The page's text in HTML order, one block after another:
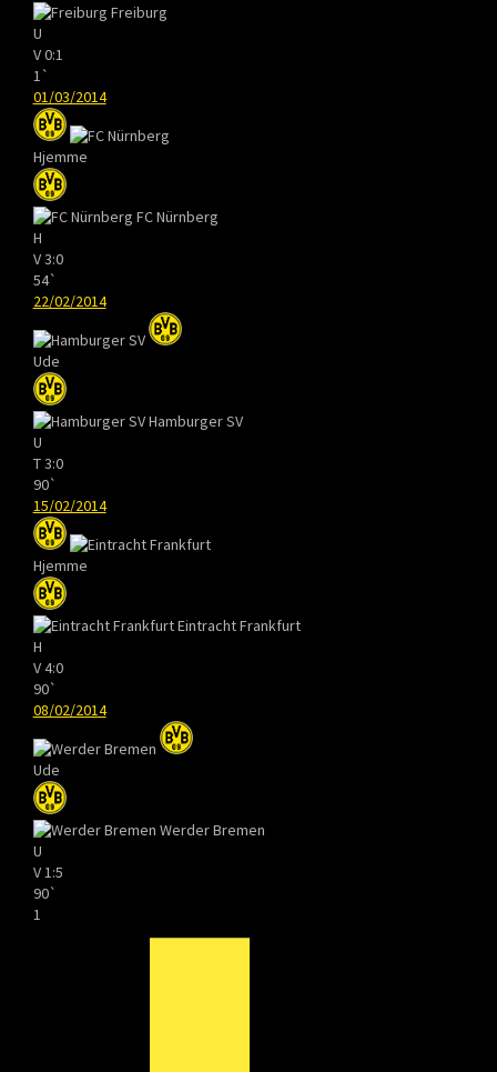
Freiburg
U
V0:1
1`
01/03/2014
Hjemme
FC Nürnberg
H
V3:0
54`
22/02/2014
Ude
Hamburger SV
U
T3:0
90`
15/02/2014
Hjemme
Eintracht Frankfurt
H
V4:0
90`
08/02/2014
Ude
Werder Bremen
U
V 1:5
90`
1